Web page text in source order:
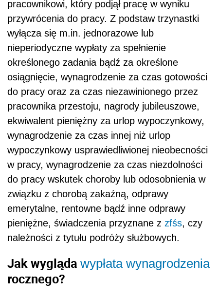
pracownikowi, który podjął pracę w wyniku
przywrócenia do pracy. Z podstaw trzynastki
wyłącza się m.in. jednorazowe lub
nieperiodyczne wypłaty za spełnienie
określonego zadania bądź za określone
osiągnięcie, wynagrodzenie za czas gotowości
do pracy oraz za czas niezawinionego przez
pracownika przestoju, nagrody jubileuszowe,
ekwiwalent pieniężny za urlop wypoczynkowy,
wynagrodzenie za czas innej niż urlop
wypoczynkowy usprawiedliwionej nieobecności
w pracy, wynagrodzenie za czas niezdolności
do pracy wskutek choroby lub odosobnienia w
związku z chorobą zakaźną, odprawy
emerytalne, rentowne bądź inne odprawy
pieniężne, świadczenia przyznane z zfśs, czy
należności z tytułu podróży służbowych.
Jak wygląda wypłata wynagrodzenia
rocznego?